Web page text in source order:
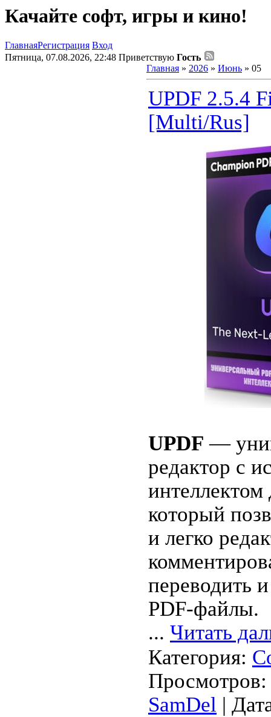
Качайте софт, игры и кино!
ГлавнаяРегистрация Вход
Пятница, 07.08.2026, 22:48 Приветствую Гость
Главная » 2026 » Июнь » 05
UPDF 2.5.4
[Multi/Rus]
UPDF —
редактор с
который
и легко
переводить
PDF-файлы.
... Читать
Категория:
SamDel |